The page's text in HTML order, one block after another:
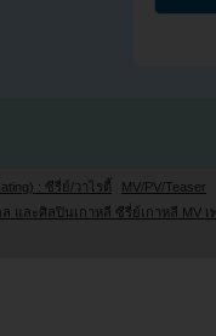
: ซีรี่ย์/วาไรตี้
MV/PV/Teaser
ล และศิลปินเกาหลี ซีรี่ย์เกาหลี MV